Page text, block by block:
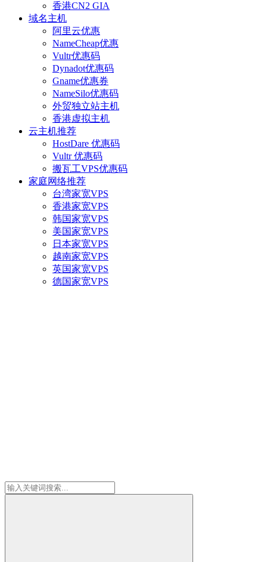
香港CN2 GIA
域名主机
阿里云优惠
NameCheap优惠
Vultr优惠码
Dynadot优惠码
Gname优惠券
NameSilo优惠码
外贸独立站主机
香港虚拟主机
云主机推荐
HostDare 优惠码
Vultr 优惠码
搬瓦工VPS优惠码
家庭网络推荐
台湾家宽VPS
香港家宽VPS
韩国家宽VPS
美国家宽VPS
日本家宽VPS
越南家宽VPS
英国家宽VPS
德国家宽VPS